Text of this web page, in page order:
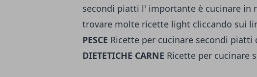
secondi piatti l' importante è cucinare in
trovare molte ricette light cliccando sui
PESCE Ricette per cucinare secondi piatti
DIETETICHE CARNE Ricette per cucinare